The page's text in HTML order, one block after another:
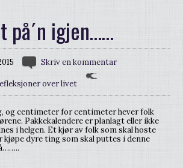
på´n igjen……
Skriv en kommentar
over livet
og centimeter for centimeter hever folk
Pakkekalendere er planlagt eller ikke
i helgen. Et kjør av folk som skal hoste
kjøpe dyre ting som skal puttes i denne